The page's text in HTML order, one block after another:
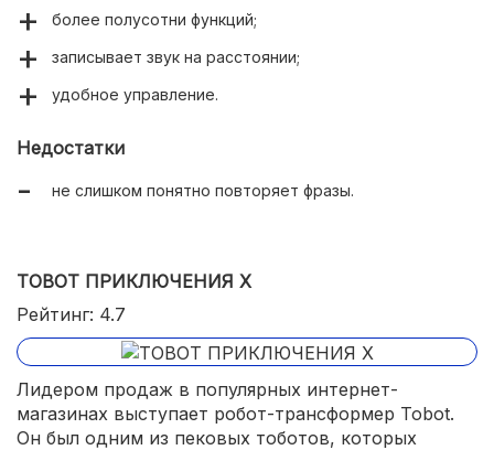
более полусотни функций;
записывает звук на расстоянии;
удобное управление.
Недостатки
не слишком понятно повторяет фразы.
TOBOT ПРИКЛЮЧЕНИЯ Х
Рейтинг: 4.7
Лидером продаж в популярных интернет-
магазинах выступает робот-трансформер Tobot.
Он был одним из пековых тоботов, которых